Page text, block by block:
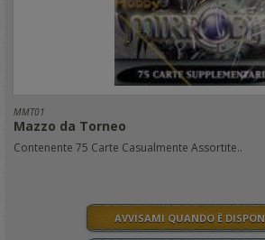
MMT01
Mazzo da Torneo
Contenente 75 Carte Casualmente Assortite..
AVVISAMI QUANDO È